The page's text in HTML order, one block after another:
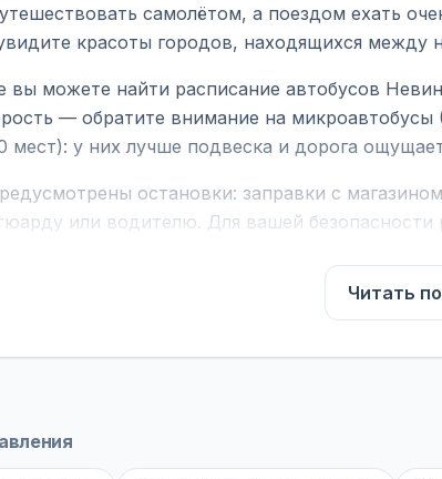
самолётом, а поездом ехать
красоты городов, находящихся между
вы можете найти расписание автобусов
— обратите внимание на
мест): у них лучше подвеска и дорога
остановки: заправки с
или водителю. Для вашей
всё необходимое для комфортной поездки:
пледы. На больших автобусах работают
только при посадке, печатать билет
время выезда, место посадки, время и
Читать